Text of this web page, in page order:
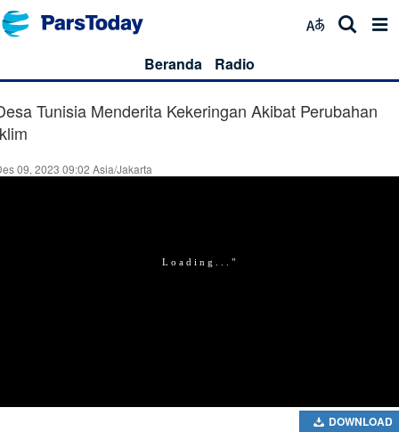
Beranda Radio
Tunisia Menderita Kekeringan Akibat Perubahan
09, 2023 09:02 Asia/Jakarta
DOWNLOAD